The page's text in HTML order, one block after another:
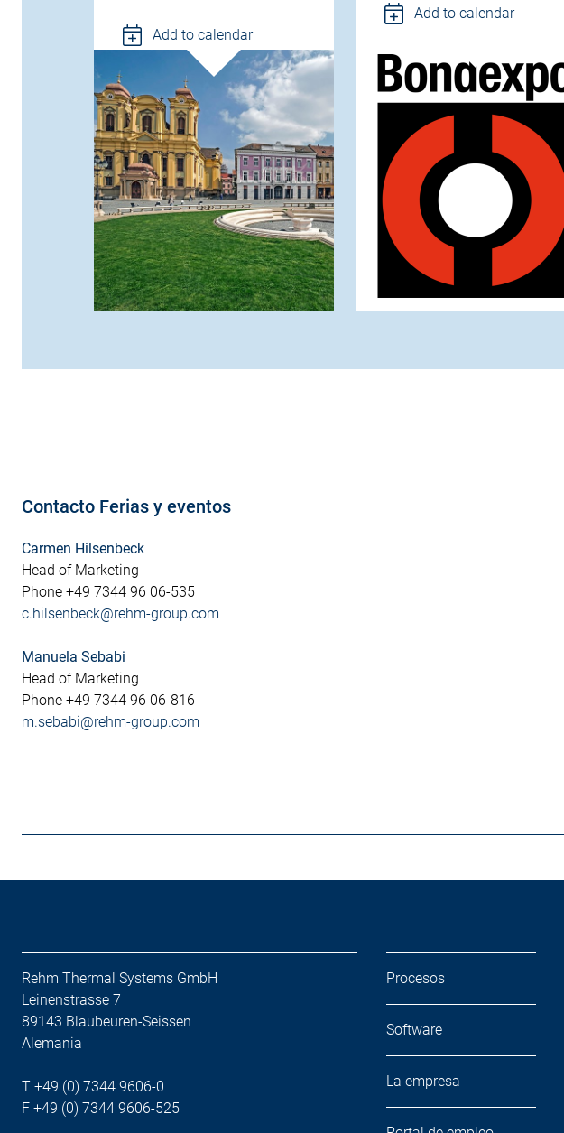
Add to calendar
Add to calendar
Contacto Ferias y eventos
Carmen Hilsenbeck
Head of Marketing
Phone +49 7344 96 06-535
c.hilsenbeck@rehm-group.com
Manuela Sebabi
Head of Marketing
Phone +49 7344 96 06-816
m.sebabi@rehm-group.com
Rehm Thermal Systems GmbH
Leinenstrasse 7
89143 Blaubeuren-Seissen
Alemania
T +49 (0) 7344 9606-0
F +49 (0) 7344 9606-525
Procesos
Software
La empresa